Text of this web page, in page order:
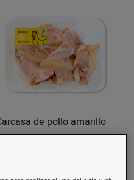
de pollo amarillo